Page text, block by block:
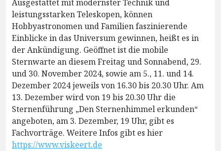
Ausgestattet mit modernster Technik und
leistungsstarken Teleskopen, können
Hobbyastronomen und Familien faszinierende
Einblicke in das Universum gewinnen, heißt es in
der Ankündigung. Geöffnet ist die mobile
Sternwarte an diesem Freitag und Sonnabend, 29.
und 30. November 2024, sowie am 5., 11. und 14.
Dezember 2024 jeweils von 16.30 bis 20.30 Uhr. Am
13. Dezember wird von 19 bis 20.30 Uhr die
Sternenführung „Den Sternenhimmel erkunden“
angeboten, am 3. Dezember, 19 Uhr, gibt es
Fachvorträge. Weitere Infos gibt es hier
https://www.viskeert.de